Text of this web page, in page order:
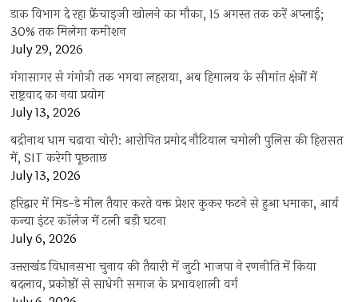
डाक विभाग दे रहा फ्रेंचाइजी खोलने का मौका, 15 अगस्त तक करें अप्लाई;
30% तक मिलेगा कमीशन
July 29, 2026
गंगासागर से गंगोत्री तक भगवा लहराया, अब हिमालय के सीमांत क्षेत्रों में
राष्ट्रवाद का नया प्रयोग
July 13, 2026
बद्रीनाथ धाम चढ़ावा चोरी: आरोपित प्रमोद नौटियाल चमोली पुलिस की हिरासत
में, SIT करेगी पूछताछ
July 13, 2026
हरिद्वार में मिड-डे मील तैयार करते वक्त प्रेशर कुकर फटने से हुआ धमाका, आर्य
कन्या इंटर कॉलेज में टली बड़ी घटना
July 6, 2026
उत्तराखंंड विधानसभा चुनाव की तैयारी में जुटी भाजपा ने रणनीति में किया
बदलाव, प्रकोष्ठों से साधेगी समाज के प्रभावशाली वर्ग